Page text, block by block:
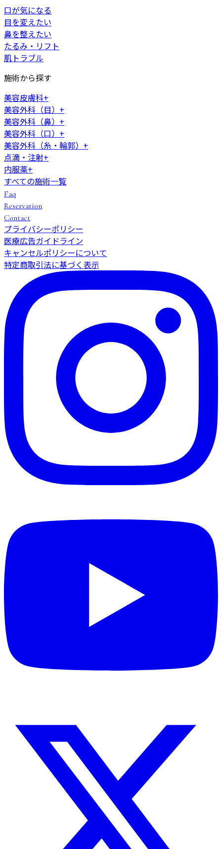
口が気になる
目を変えたい
鼻を整えたい
たるみ・リフト
肌トラブル
施術から探す
美容皮膚科+
美容外科（目） +
美容外科（鼻） +
美容外科（口） +
美容外科（糸・輪郭） +
点滴・注射+
内服薬+
すべての施術一覧
Faq
Reservation
Contact
プライバシーポリシー
医療広告ガイドライン
キャンセルポリシーについて
特定商取引法に基づく表示